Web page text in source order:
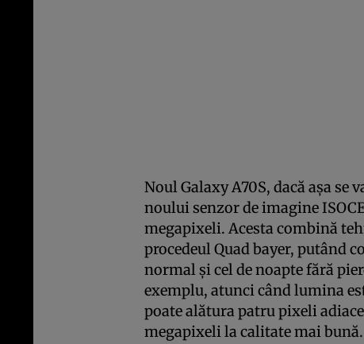
Noul Galaxy A70S, dacă aşa
noului senzor de imagine
megapixeli. Acesta combină
procedeul Quad bayer, putând
normal şi cel de noapte fără
exemplu, atunci când lumina
poate alătura patru pixeli
megapixeli la calitate mai bună.